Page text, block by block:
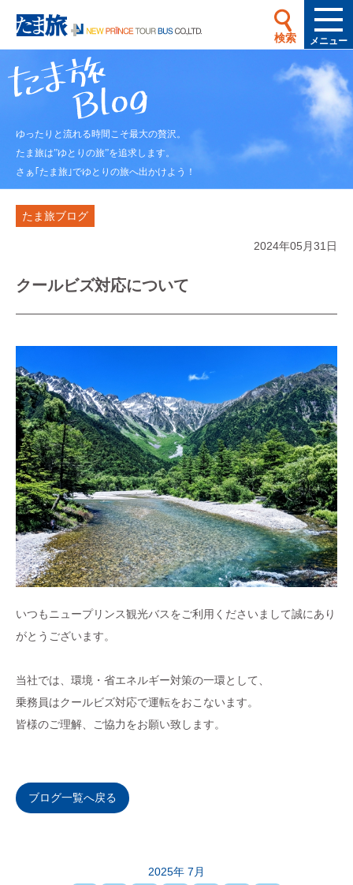
検索 メニュー
ゆったりと流れる時間こそ最大の贅沢。
たま旅は”ゆとりの旅”を追求します。
さぁ｢たま旅｣でゆとりの旅へ出かけよう！
たま旅ブログ
2024年05月31日
クールビズ対応について
いつもニュープリンス観光バスをご利用くださいまして誠にあり
がとうございます。
当社では、環境・省エネルギー対策の一環として、
乗務員はクールビズ対応で運転をおこないます。
皆様のご理解、ご協力をお願い致します。
ブログ一覧へ戻る
2025年 7月